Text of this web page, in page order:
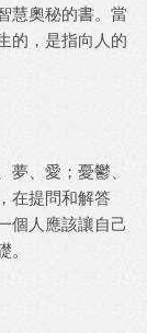
慧奧秘的書。當
的，是指向人的
、愛；憂鬱、
在提問和解答
個人應該讓自己